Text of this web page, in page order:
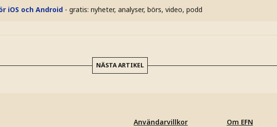
iOS och Android - gratis: nyheter, analyser, börs, video, podd
NÄSTA ARTIKEL
Användarvillkor
Om EFN